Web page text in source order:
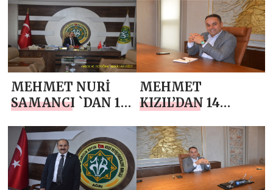
BAYRAMI MESAJI
ATATÜRK’Ü
ANMA, GENÇLİK
VE SPOR BAYRAMI
MESAJI
MEHMET NURİ
SAMANCI `DAN 19
ATATÜRK’Ü
ANMA, GENÇLİK
VE SPOR BAYRAMI
MESAJI
MEHMET
KIZIL’DAN 14
ÇİFTÇİLER GÜNÜ
MESAJI